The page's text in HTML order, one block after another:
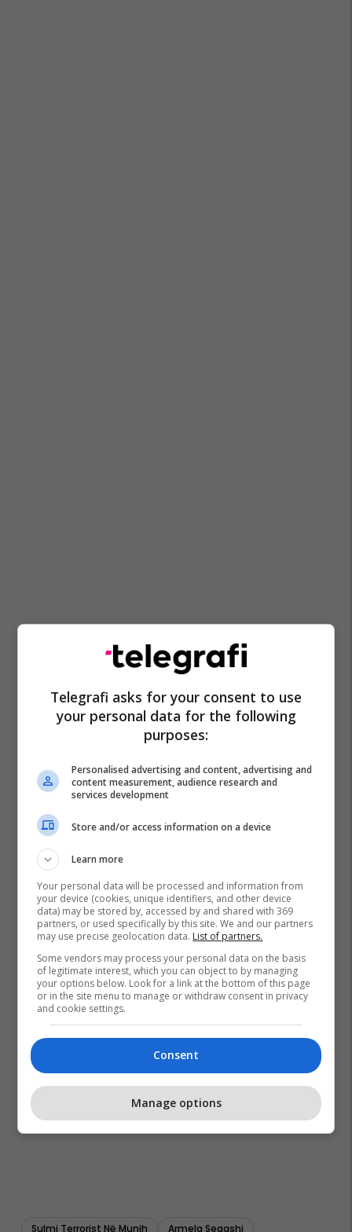
Sulmi Terrorist Në Munih Armela Segashi
Telegrafi asks for your consent to use
your personal data for the following
purposes:
Personalised advertising and content, advertising and
content measurement, audience research and
services development
Store and/or access information on a device
Learn more
Your personal data will be processed and information from
your device (cookies, unique identifiers, and other device
data) may be stored by, accessed by and shared with 369
partners, or used specifically by this site. We and our partners
may use precise geolocation data. List of partners.
Some vendors may process your personal data on the basis
of legitimate interest, which you can object to by managing
your options below. Look for a link at the bottom of this page
or in the site menu to manage or withdraw consent in privacy
and cookie settings.
Consent
Manage options